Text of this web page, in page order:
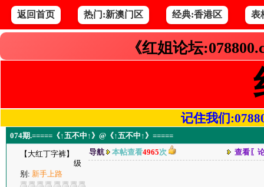
返回首页 热门:新澳门区 经典:香港区 表
《红姐论坛
记住我们
074期.=====《↑五不中↑》@《↑五不中↑》=====
【大红丁字裤】
级
别: 新手上路
导航 本帖查看4965次 查看〖